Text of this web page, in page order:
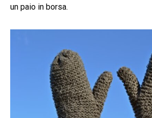
un paio in borsa.